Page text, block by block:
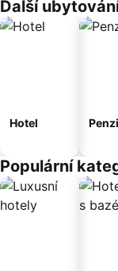
Další
Hotel
Populární